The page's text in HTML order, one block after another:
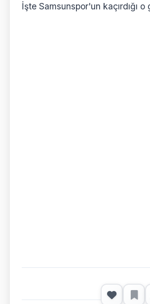
İşte Samsunspor'un kaçırdığı o